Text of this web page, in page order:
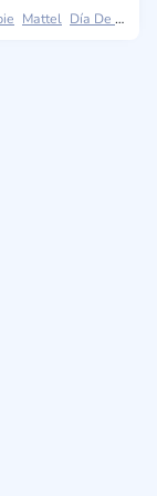
Mattel Día De Muertos